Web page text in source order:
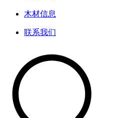
木材信息
联系我们